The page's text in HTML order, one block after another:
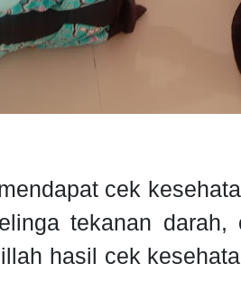
cek
tekanan darah,
hasil cek